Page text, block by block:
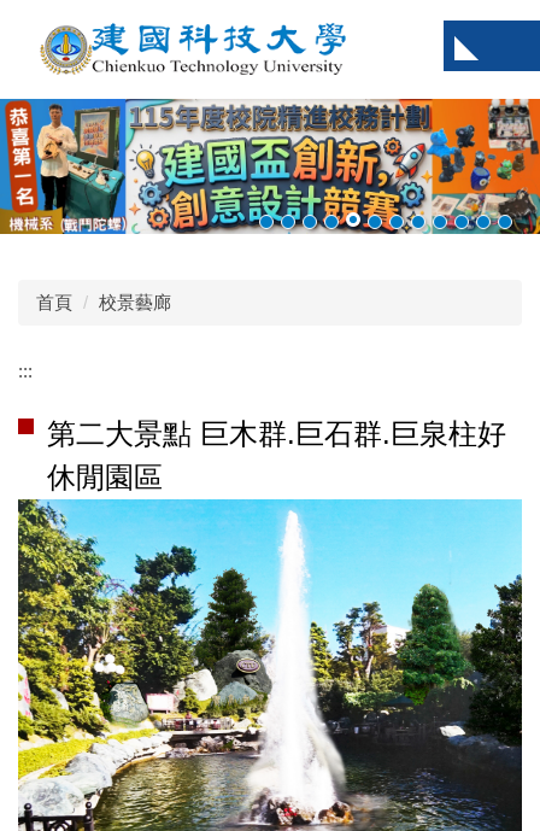
要
內
容
區
首頁 校景藝廊
:::
第二大景點 巨木群.巨石群.巨泉柱好
休閒園區